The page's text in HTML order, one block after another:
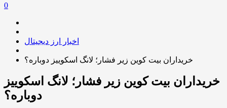
0
اخبار ارز دیجیتال
خریداران بیت کوین زیر فشار؛ لانگ اسکوییز دوباره؟
خریداران بیت کوین زیر فشار؛ لانگ اسکوییز
دوباره؟